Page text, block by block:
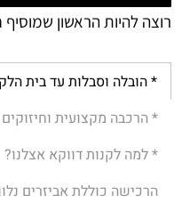
רוצה להיות הראשון
* הובלה וסבלות עד בית
* הרכבה מקצועית
* למה לקנות דווקא אצלנו?
הרכישה כוללת אביזרים